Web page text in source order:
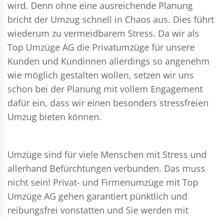
wird. Denn ohne eine ausreichende Planung
bricht der Umzug schnell in Chaos aus. Dies führt
wiederum zu vermeidbarem Stress. Da wir als
Top Umzüge AG die Privatumzüge für unsere
Kunden und Kundinnen allerdings so angenehm
wie möglich gestalten wollen, setzen wir uns
schon bei der Planung mit vollem Engagement
dafür ein, dass wir einen besonders stressfreien
Umzug bieten können.
Umzüge sind für viele Menschen mit Stress und
allerhand Befürchtungen verbunden. Das muss
nicht sein! Privat- und Firmenumzüge mit Top
Umzüge AG gehen garantiert pünktlich und
reibungsfrei vonstatten und Sie werden mit